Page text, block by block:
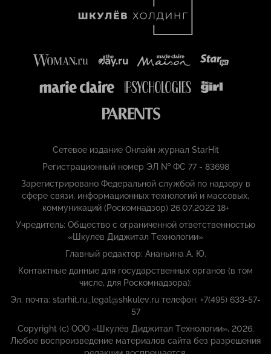
Сетевое издание Онлайн журнал StarHit
Регистрационный номер ЭЛ № ФС 77 - 83698
Зарегистрировано Федеральной службой по надзору в
сфере связи, информационных технологий и массовых,
коммуникаций (Роскомнадзор) 26.07.2022 18+
Учредитель: Общество с ограниченной ответственностью
«Шкулёв Диджитал Технологии»
Главный редактор: Ананьина А. Ю.
Контактные данные для государственных органов (в том
числе, для Роскомнадзора):
Эл. почта: starhit.ru_legal@shkulev.ru телефон: +7(495) 633-57-
57
Copyright (с) ООО «Шкулёв Диджитал Технологии», 2026.
Любое воспроизведение материалов сайта без разрешения